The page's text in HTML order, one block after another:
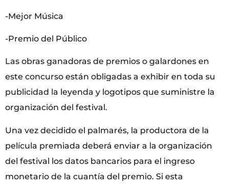
-Mejor Música
-Premio del Público
Las obras ganadoras de premios o galardones en
este concurso están obligadas a exhibir en toda su
publicidad la leyenda y logotipos que suministre la
organización del festival.
Una vez decidido el palmarés, la productora de la
película premiada deberá enviar a la organización
del festival los datos bancarios para el ingreso
monetario de la cuantía del premio. Si esta